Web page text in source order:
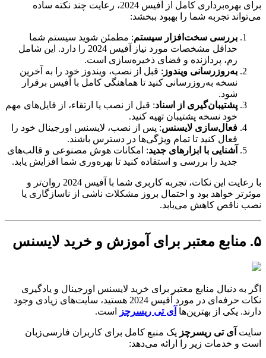
برای بهره‌برداری کامل از آفیس 2024، رعایت چند نکته ساده
می‌تواند تجربه شما را بهبود ببخشد:
بررسی سخت‌افزار سیستم: مطمئن شوید سیستم شما
حداقل مشخصات مورد نیاز آفیس 2024 را دارد. این شامل
رم، پردازنده و فضای ذخیره‌سازی است.
به‌روزرسانی ویندوز : قبل از نصب، ویندوز خود را به آخرین
نسخه به‌روزرسانی کنید تا هماهنگی کامل با آفیس برقرار
شود.
پشتیبان‌گیری از اسناد: قبل از نصب یا ارتقاء، از فایل‌های مهم
خود نسخه پشتیبان تهیه کنید.
فعال‌سازی لایسنس: پس از نصب، لایسنس اورجینال خود را
فعال کنید تا تمام ویژگی‌ها در دسترس باشند.
آشنایی با ابزارهای جدید: امکانات هوش مصنوعی و قالب‌های
جدید را بررسی و استفاده کنید تا بهره‌وری شما افزایش یابد.
با رعایت این نکات، تجربه کاربری شما با آفیس 2024 روان‌تر و
موثرتر خواهد بود و احتمال بروز مشکلات ناشی از ناسازگاری یا
نصب ناقص کاهش می‌یابد.
۵. منابع معتبر برای آموزش و خرید لایسنس
اگر به دنبال منابع معتبر برای خرید لایسنس اورجینال و یادگیری
نکات حرفه‌ای در مورد آفیس 2024 هستید، سایت‌های زیادی وجود
دارند. یکی از بهترین‌ها آی تی ریسرچز است.
سایت آی تی ریسرچز یک منبع کامل برای کاربران فارسی‌زبان
است و خدمات زیر را ارائه می‌دهد: